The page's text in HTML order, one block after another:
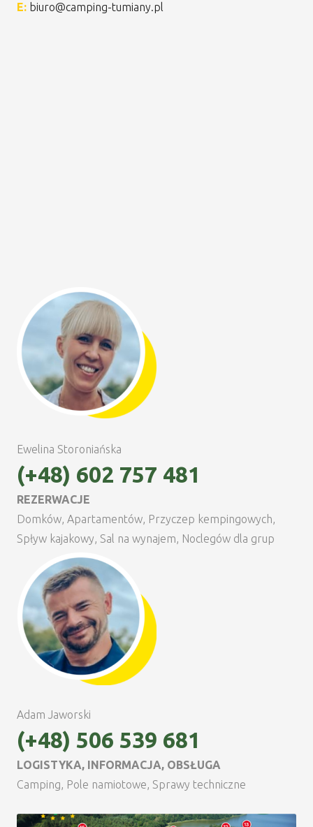
E: biuro@camping-tumiany.pl
Ewelina Storoniańska
(+48) 602 757 481
REZERWACJE
Domków, Apartamentów, Przyczep kempingowych,
Spływ kajakowy, Sal na wynajem, Noclegów dla grup
Adam Jaworski
(+48) 506 539 681
LOGISTYKA, INFORMACJA, OBSŁUGA
Camping, Pole namiotowe, Sprawy techniczne